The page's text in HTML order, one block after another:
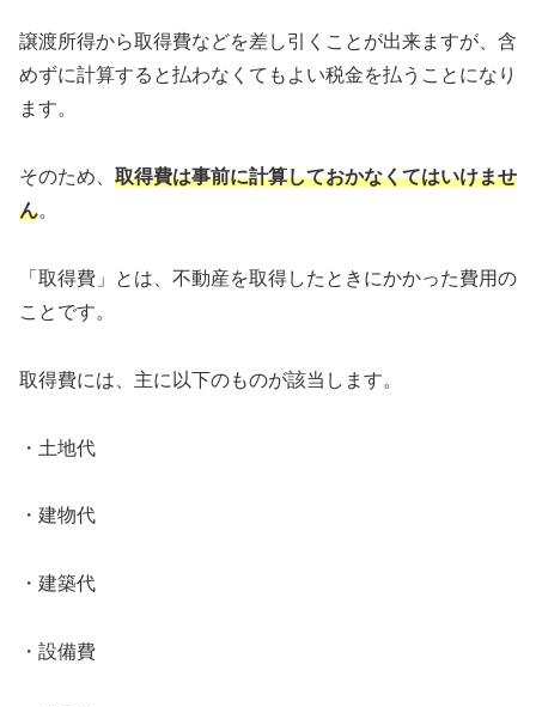
譲渡所得から取得費などを差し引くことが出来ますが、含
めずに計算すると払わなくてもよい税金を払うことになり
ます。
そのため、 取得費は事前に計算しておかなくてはいけませ
ん。
「取得費」とは、不動産を取得したときにかかった費用の
ことです。
取得費には、主に以下のものが該当します。
・土地代
・建物代
・建築代
・設備費